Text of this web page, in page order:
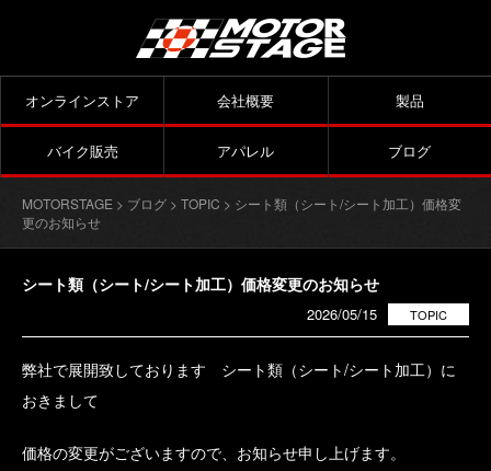
オンラインストア 会社概要 製品
バイク販売 アパレル ブログ
MOTORSTAGE > ブログ > TOPIC > シート類（シート/シート加工）価格変
更のお知らせ
シート類（シート/シート加工）価格変更のお知らせ
TOPIC
2026/05/15
弊社で展開致しております シート類（シート/シート加工）に
おきまして
価格の変更がございますので、お知らせ申し上げます。